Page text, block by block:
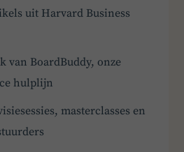
uit Harvard Business
van BoardBuddy, onze
hulplijn
masterclasses en